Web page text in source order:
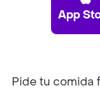
App
Pide tu comida